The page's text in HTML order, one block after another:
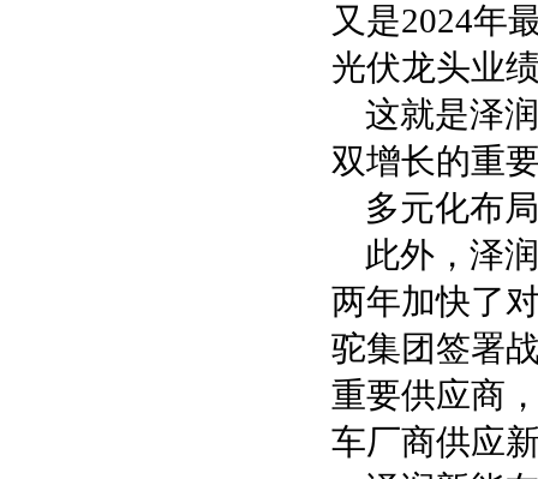
又是2024年
光伏龙头业
这就是泽
双增长的重
多元化布
此外，泽
两年加快了
驼集团签署
重要供应商
车厂商供应